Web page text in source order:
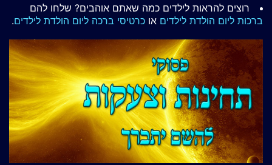
רוצים להראות לילדים כמה שאתם אוהבים? שלחו להם
ברכות ליום הולדת לילדים או כרטיסי ברכה ליום הולדת לילדים.